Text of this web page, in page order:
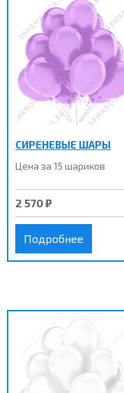
СИРЕНЕВЫЕ ШАРЫ
Цена за 15 шариков
2 570 ₽
Подробнее